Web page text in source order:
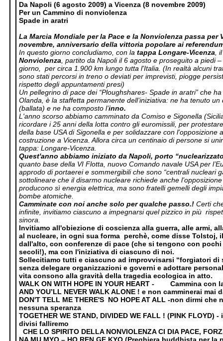
Da Napoli (6 agosto 2009) a Vicenza (8 novembre 2009)
Per un Cammino di nonviolenza
Spade in aratri
La Marcia Mondiale per la Pace e la Nonviolenza passa per
novembre, anniversario della vittoria popolare ai
In questo giorno concludiamo, con la tappa Longare-Vicenza,
Nonviolenza, partito da Napoli il 6 agosto e proseguito a piedi
giorno, per circa 1.900 km lungo tutta l'Italia. (In realtà alcuni
sono stati percorsi in treno o deviati per imprevisti, piogge
rispetto degli appuntamenti presi)
Un pellegrino di pace dei “Ploughshares- Spade in aratri” che
Olanda, è la staffetta permanente dell’iniziativa: ne ha tenuto
(ballata) e ne ha composto l’inno.
L'anno scorso abbiamo camminato da Comiso e Sigonella
ricordare i 25 anni della lotta contro gli euromissili, per
della base USA di Sigonella e per solidazzare con l'opposizione
costruzione a Vicenza. Allora circa un centinaio di persone si
tappa: Longare-Vicenza.
Quest'anno abbiamo iniziato da Napoli, porto
quanto base della VI Flotta, nuovo Comando navale USA per
approdo di portaerei e sommergibili che sono “centrali nucleari
sottolineare che il disarmo nucleare richiede anche
producono sì energia elettrica, ma sono fratelli gemelli degli
bombe atomiche.
Camminate con noi anche solo per qualche passo.!Certi
infinite, invitiamo ciascuno a impegnarsi quel pizzico in più
sinora.
Invitiamo all'obiezione di coscienza alla guerra, alle armi,
al nucleare, in ogni sua forma perchè, come disse Tolstoj,
dall'alto, con conferenze di pace (che si tengono con
secoli!), ma con l'iniziativa di ciascuno di noi.
Sollecitiamo tutti e ciascuno ad improvvisarsi “forgiatori di
senza delegare organizzazioni e governi e adottare
vita consono alla gravità della tragedia ecologica in atto.
WALK ON WITH HOPE IN YOUR HEART -
Cammina con
AND YOU’LL NEVER WALK ALONE ! e non camminerai mai
DON'T TELL ME THERE'S NO HOPE AT ALL -non dirmi che
nessuna speranza
TOGETHER WE STAND, DIVIDED WE FALL ! (PINK FLOYD)
divisi falliremo
CHE LO SPIRITO DELLA NONVIOLENZA CI DIA PACE,